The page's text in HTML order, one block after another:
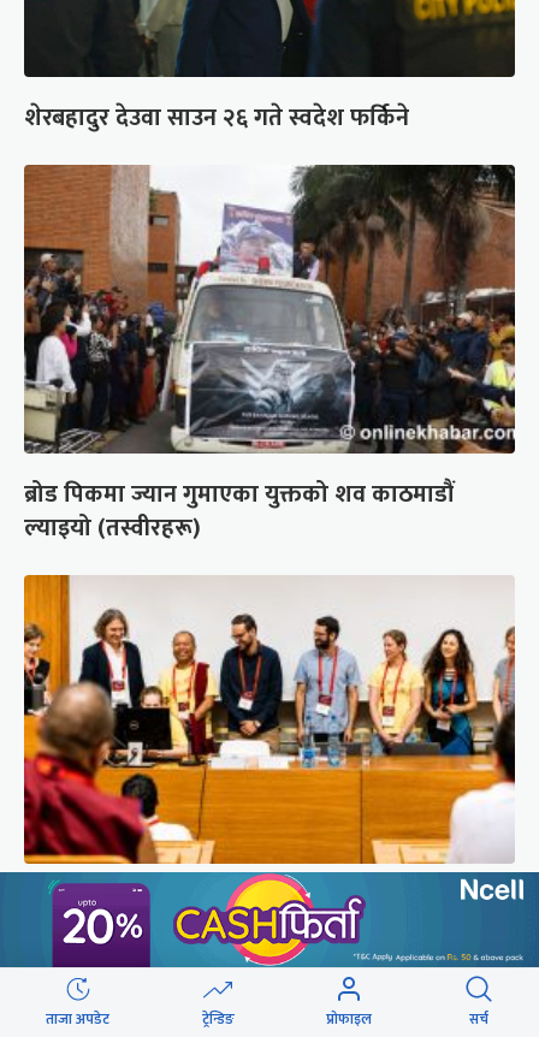
शेरबहादुर देउवा साउन २६ गते स्वदेश फर्किने
ब्रोड पिकमा ज्यान गुमाएका युक्तको शव काठमाडौं
ल्याइयो (तस्वीरहरू)
सुरक्षा रिपोर्ट : प्राज्ञिक आवरणमा तिब्बत पक्षीय भाष्य
निर्माणको योजना
ताजा अपडेट ट्रेन्डिङ प्रोफाइल सर्च